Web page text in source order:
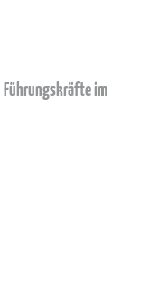
Führungskräfte im